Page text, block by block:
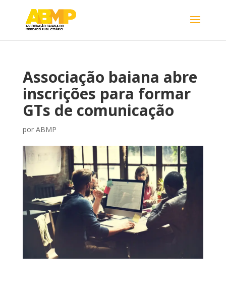
Associação baiana abre
inscrições para formar
GTs de comunicação
por ABMP